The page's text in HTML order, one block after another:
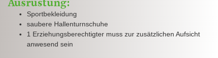
Ausrüstung:
Sportbekleidung
saubere Hallenturnschuhe
1 Erziehungsberechtigter muss zur zusätzlichen Aufsicht
anwesend sein